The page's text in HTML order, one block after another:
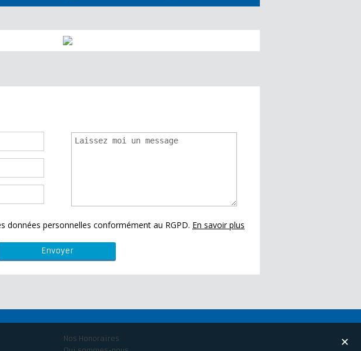
données personnelles conformément au RGPD. En savoir plus
Nos Honoraires
✕